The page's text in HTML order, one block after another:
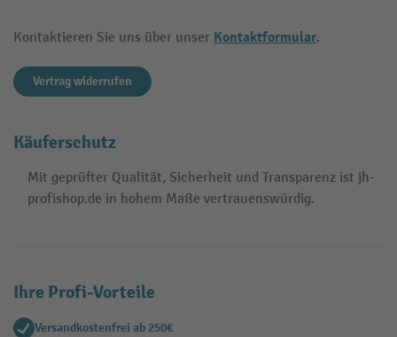
Kontaktieren Sie uns über unser Kontaktformular.
Vertrag widerrufen
Käuferschutz
Mit geprüfter Qualität, Sicherheit und Transparenz ist jh-
profishop.de in hohem Maße vertrauenswürdig.
Ihre Profi-Vorteile
Versandkostenfrei ab 250€